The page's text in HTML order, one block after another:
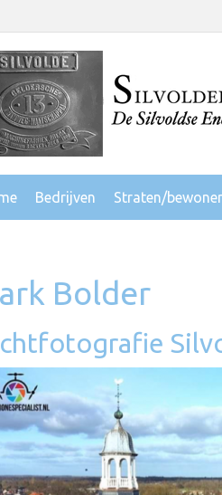
Bedrijven Straten/
Bolder